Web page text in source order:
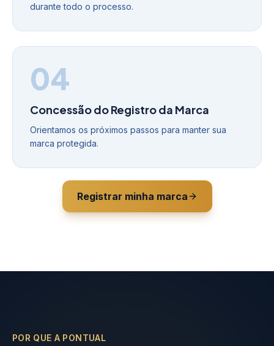
durante todo o processo.
04
Concessão do Registro da Marca
Orientamos os próximos passos para manter sua
marca protegida.
Registrar minha marca
POR QUE A PONTUAL